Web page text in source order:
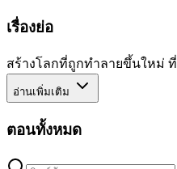
เรื่องย่อ
สร้างโลกที่ถูกทำลายขึ้นใหม่
อ่านเพิ่มเติม
ตอนทั้งหมด